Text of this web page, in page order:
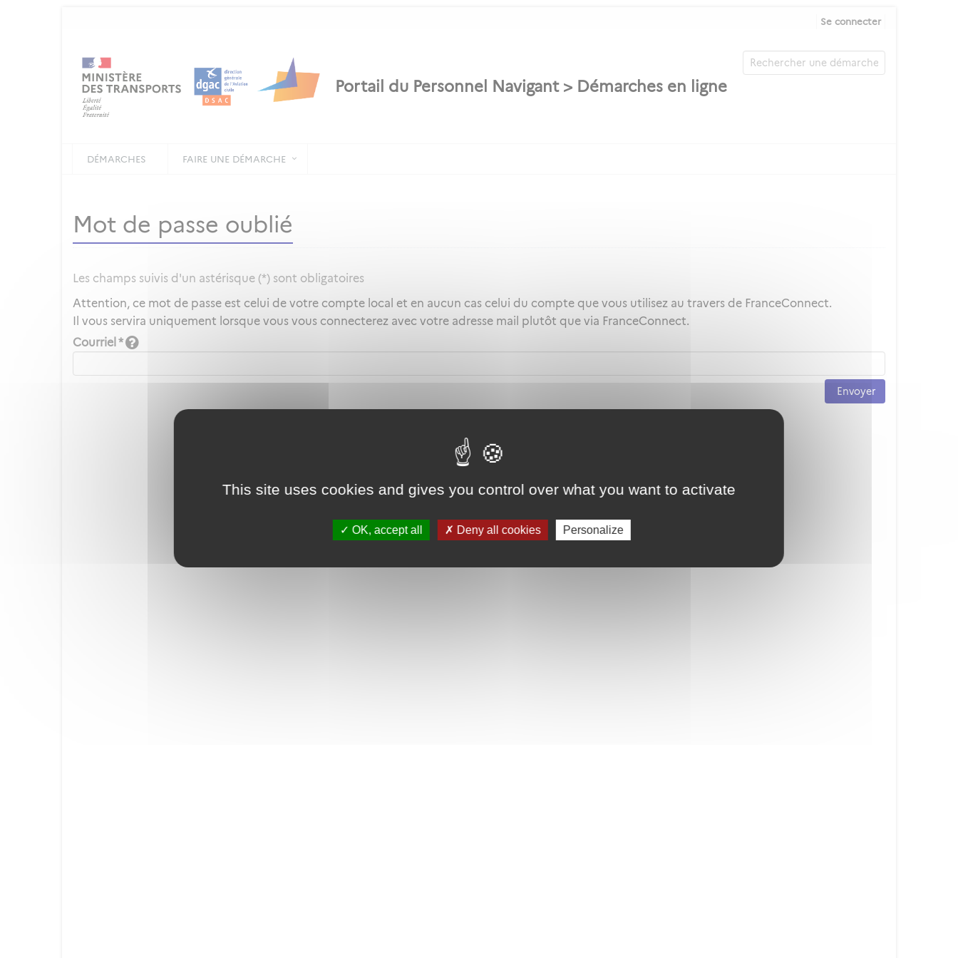
This site uses cookies and gives you control over what you want to activate
OK, accept all Deny all cookies Personalize
Se connecter
DÉMARCHES FAIRE UNE DÉMARCHE
Mot de passe oublié
Les champs suivis d'un astérisque (*) sont obligatoires
Attention, ce mot de passe est celui de votre compte local et en aucun cas celui du compte que vous utilisez au travers de FranceConnect.
Il vous servira uniquement lorsque vous vous connecterez avec votre adresse mail plutôt que via FranceConnect.
Courriel *
Envoyer